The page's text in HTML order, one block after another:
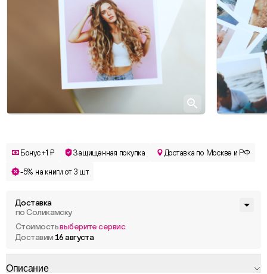
Бонус +1 ₽ Защищенная покупка Доставка по Москве и РФ
-5% на книги от 3 шт
Доставка
по Соликамску
Стоимостьвыберите сервис
Доставим 16 августа
Описание